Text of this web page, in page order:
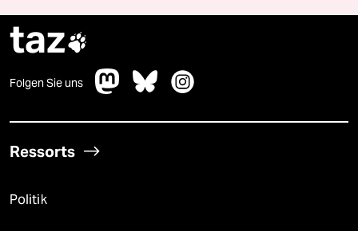
taz
Folgen Sie uns
Ressorts
Politik